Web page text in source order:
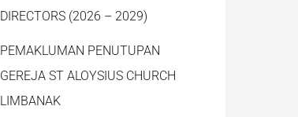
DIRECTORS (2026 – 2029)
PEMAKLUMAN PENUTUPAN
GEREJA ST ALOYSIUS CHURCH
LIMBANAK